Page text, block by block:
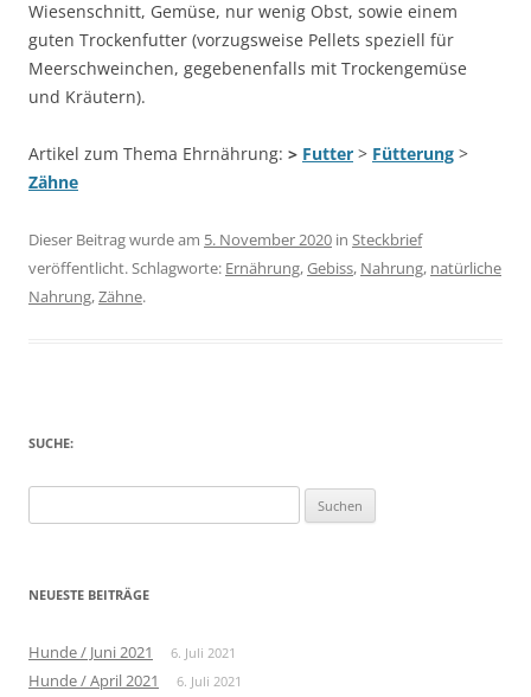
Wiesenschnitt, Gemüse, nur wenig Obst, sowie einem
guten Trockenfutter (vorzugsweise Pellets speziell für
Meerschweinchen, gegebenenfalls mit Trockengemüse
und Kräutern).
Artikel zum Thema Ehrnährung: > Futter > Fütterung >
Zähne
Dieser Beitrag wurde am 5. November 2020 in Steckbrief
veröffentlicht. Schlagworte: Ernährung,Gebiss, Nahrung, natürliche
Nahrung,Zähne.
SUCHE:
nach:
NEUESTE BEITRÄGE
Hunde / Juni 2021 6. Juli 2021
Hunde / April 2021 6. Juli 2021